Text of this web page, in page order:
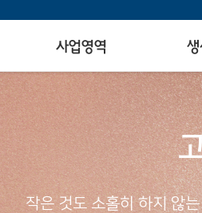
사업영역
작은 것도 소홀히 하지 않